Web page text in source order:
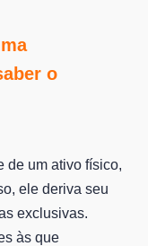
o
de um ativo físico,
ele deriva seu
exclusivas.
às que